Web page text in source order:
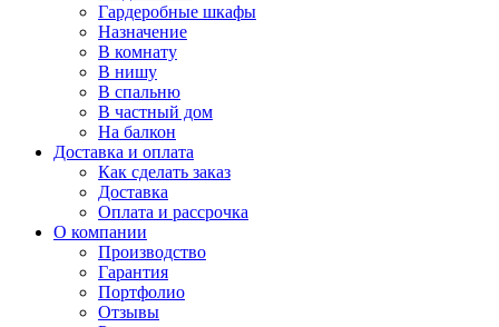
Гардеробные шкафы
Назначение
В комнату
В нишу
В спальню
В частный дом
На балкон
Доставка и оплата
Как сделать заказ
Доставка
Оплата и рассрочка
О компании
Производство
Гарантия
Портфолио
Отзывы